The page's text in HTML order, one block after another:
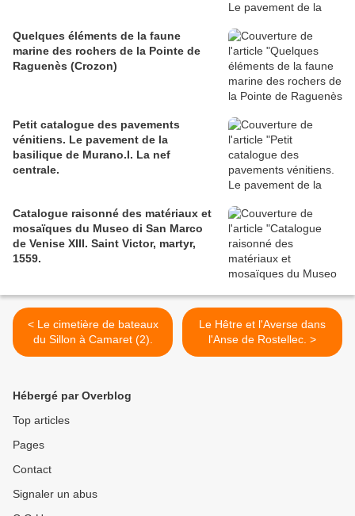
Quelques éléments de la faune
marine des rochers de la Pointe de
Raguenès (Crozon)
Petit catalogue des pavements
vénitiens. Le pavement de la
basilique de Murano.I. La nef
centrale.
Catalogue raisonné des matériaux et
mosaïques du Museo di San Marco
de Venise XIII. Saint Victor, martyr,
1559.
< Le cimetière de bateaux
du Sillon à Camaret (2).
Le Hêtre et l'Averse dans
l'Anse de Rostellec. >
Hébergé par Overblog
Top articles
Pages
Contact
Signaler un abus